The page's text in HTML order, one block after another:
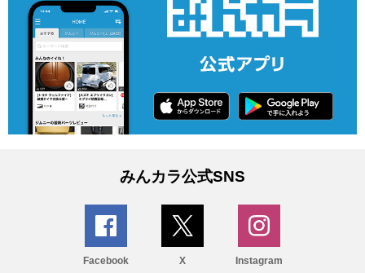
みんカラ公式SNS
Facebook X Instagram